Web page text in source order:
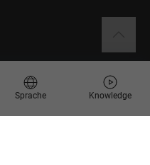
Sprache Knowledge